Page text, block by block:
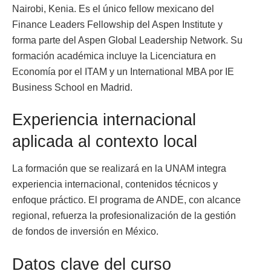
Nairobi, Kenia. Es el único fellow mexicano del
Finance Leaders Fellowship del Aspen Institute y
forma parte del Aspen Global Leadership Network. Su
formación académica incluye la Licenciatura en
Economía por el ITAM y un International MBA por IE
Business School en Madrid.
Experiencia internacional
aplicada al contexto local
La formación que se realizará en la UNAM integra
experiencia internacional, contenidos técnicos y
enfoque práctico. El programa de ANDE, con alcance
regional, refuerza la profesionalización de la gestión
de fondos de inversión en México.
Datos clave del curso